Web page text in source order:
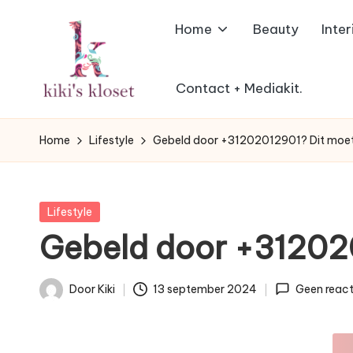
K
i
i'
s
K
met
een
twist.
Home Beauty
Contact + Mediakit.
Home Lifestyle Gebeld door +31202012901? Dit
Geplaatst
Lifestyle
Gebeld door
Geplaatst
Door Kiki 13 september 2024 Geen